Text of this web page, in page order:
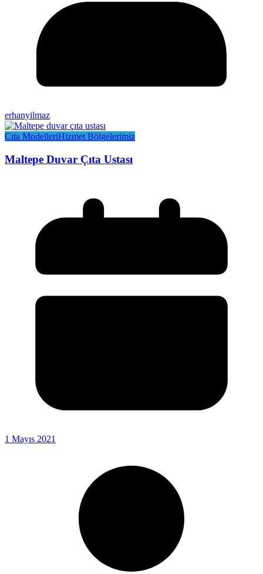
erhanyilmaz
Çıta ModelleriHizmet Bölgelerimiz
Maltepe Duvar Çıta Ustası
1 Mayıs 2021